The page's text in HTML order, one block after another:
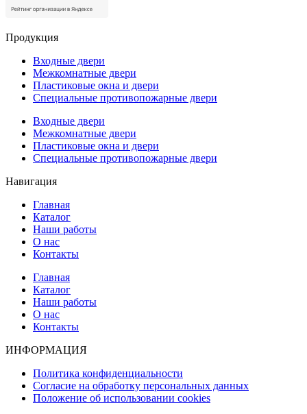
Продукция
Входные двери
Межкомнатные двери
Пластиковые окна и двери
Специальные противопожарные двери
Входные двери
Межкомнатные двери
Пластиковые окна и двери
Специальные противопожарные двери
Навигация
Главная
Каталог
Наши работы
О нас
Контакты
Главная
Каталог
Наши работы
О нас
Контакты
ИНФОРМАЦИЯ
Политика конфиденциальности
Согласие на обработку персональных данных
Положение об использовании cookies